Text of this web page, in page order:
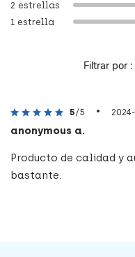
1 estrella
2 estrellas
Filtrar por :
5/5 •
anonymous a.
Producto de calidad y
bastante.